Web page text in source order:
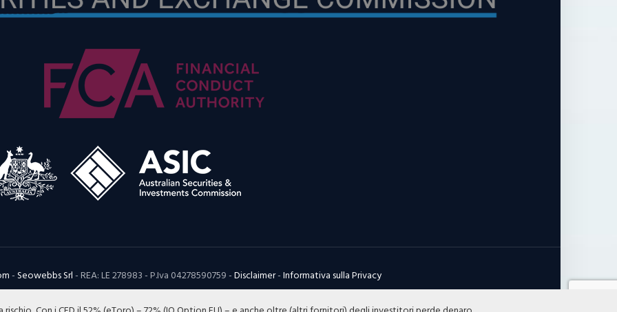
-Seowebbs Srl- REA: LE 278983 - P.Iva 04278590759 -Disclaimer-Informativa sulla Privacy